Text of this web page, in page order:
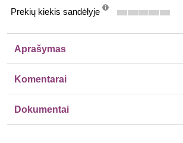
Prekių kiekis sandėlyje
Aprašymas
Komentarai
Dokumentai